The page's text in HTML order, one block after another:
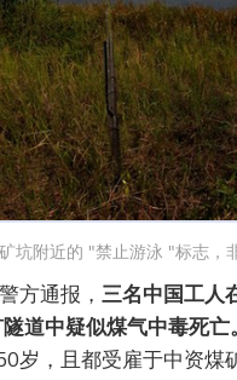
坑附近的 "禁止游泳 "标志，
方通报，三名中国工人
道中疑似煤气中毒死亡
岁，且都受雇于中资煤